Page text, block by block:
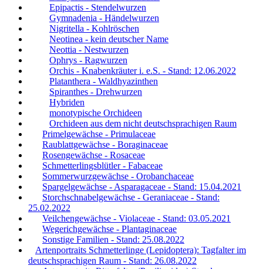
Epipactis - Stendelwurzen
Gymnadenia - Händelwurzen
Nigritella - Kohlröschen
Neotinea - kein deutscher Name
Neottia - Nestwurzen
Ophrys - Ragwurzen
Orchis - Knabenkräuter i. e.S. - Stand: 12.06.2022
Platanthera - Waldhyazinthen
Spiranthes - Drehwurzen
Hybriden
monotypische Orchideen
Orchideen aus dem nicht deutschsprachigen Raum
Primelgewächse - Primulaceae
Raublattgewächse - Boraginaceae
Rosengewächse - Rosaceae
Schmetterlingsblütler - Fabaceae
Sommerwurzgewächse - Orobanchaceae
Spargelgewächse - Asparagaceae - Stand: 15.04.2021
Storchschnabelgewächse - Geraniaceae - Stand:
25.02.2022
Veilchengewächse - Violaceae - Stand: 03.05.2021
Wegerichgewächse - Plantaginaceae
Sonstige Familien - Stand: 25.08.2022
Artenportraits Schmetterlinge (Lepidoptera): Tagfalter im
deutschsprachigen Raum - Stand: 26.08.2022